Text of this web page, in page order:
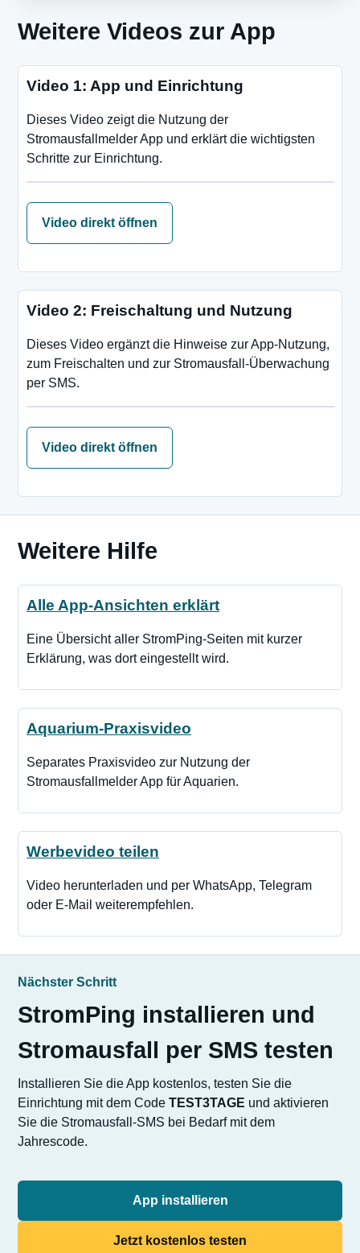
Weitere Videos zur App
Video 1: App und Einrichtung
Dieses Video zeigt die Nutzung der
Stromausfallmelder App und erklärt die wichtigsten
Schritte zur Einrichtung.
Video direkt öffnen
Video 2: Freischaltung und Nutzung
Dieses Video ergänzt die Hinweise zur App-Nutzung,
zum Freischalten und zur Stromausfall-Überwachung
per SMS.
Video direkt öffnen
Weitere Hilfe
Alle App-Ansichten erklärt
Eine Übersicht aller StromPing-Seiten mit kurzer
Erklärung, was dort eingestellt wird.
Aquarium-Praxisvideo
Separates Praxisvideo zur Nutzung der
Stromausfallmelder App für Aquarien.
Werbevideo teilen
Video herunterladen und per WhatsApp, Telegram
oder E-Mail weiterempfehlen.
Nächster Schritt
StromPing installieren und
Stromausfall per SMS testen
Installieren Sie die App kostenlos, testen Sie die
Einrichtung mit dem Code TEST3TAGE und aktivieren
Sie die Stromausfall-SMS bei Bedarf mit dem
Jahrescode.
App installieren
Jetzt kostenlos testen